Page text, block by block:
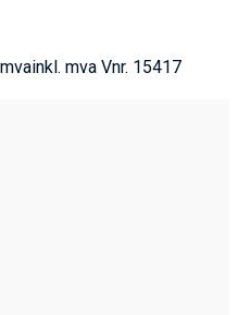
inkl. mva Vnr. 15417